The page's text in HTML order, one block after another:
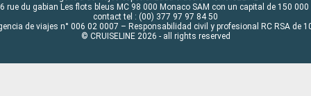
rue du gabian Les flots bleus MC 98 000 Monaco SAM con un capital de 150 000
contact tel : (00) 377 97 97 84 50
de viajes n° 006 02 0007 – Responsabilidad civil y profesional RC RSA de
© CRUISELINE 2026 - all rights reserved